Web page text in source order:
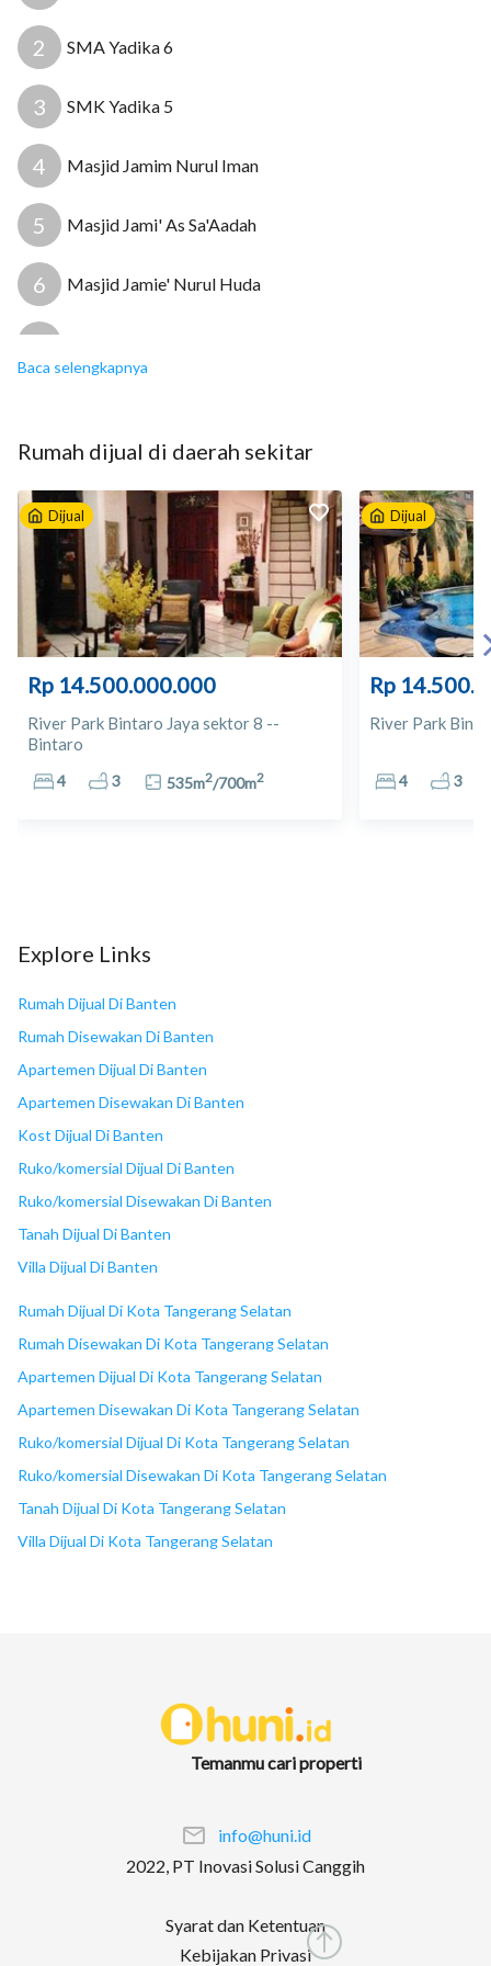
12
2 SMA Yadika 6
3 SMK Yadika 5
4 Masjid Jamim Nurul Iman
5 Masjid Jami' As Sa'Aadah
6 Masjid Jamie' Nurul Huda
7
9 Puskesmas Pondok Aren
10 Lotte Mart Bintaro
11 Lotte Mart Bintaro
12 Giant CBD Bintaro
13 Gajebo Herbal
14
18 Plaza Bintaro Jaya
Baca selengkapnya
Rumah dijual di daerah sekitar
Dijual
Rp 14.500.000.000
River Park Bintaro Jaya sektor 8 --
Bintaro
4 3 535m2/700m2
Dijual
Rp
River Park
4 3
Explore Links
Rumah Dijual Di Banten
Rumah Disewakan Di Banten
Apartemen Dijual Di Banten
Apartemen Disewakan Di Banten
Kost Dijual Di Banten
Ruko/komersial Dijual Di Banten
Ruko/komersial Disewakan Di Banten
Tanah Dijual Di Banten
Villa Dijual Di Banten
Rumah Dijual Di Kota Tangerang Selatan
Rumah Disewakan Di Kota Tangerang Selatan
Apartemen Dijual Di Kota Tangerang Selatan
Apartemen Disewakan Di Kota Tangerang Selatan
Ruko/komersial Dijual Di Kota Tangerang Selatan
Ruko/komersial Disewakan Di Kota Tangerang Selatan
Tanah Dijual Di Kota Tangerang Selatan
Villa Dijual Di Kota Tangerang Selatan
Temanmu cari properti
info@huni.id
2022, PT Inovasi Solusi Canggih
Syarat dan Ketentuan
Kebijakan Privasi